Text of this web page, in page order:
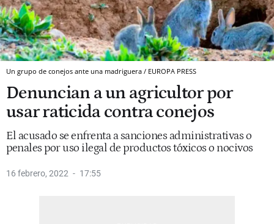
Un grupo de conejos ante una madriguera / EUROPA PRESS
Denuncian a un agricultor por
usar raticida contra conejos
El acusado se enfrenta a sanciones administrativas o
penales por uso ilegal de productos tóxicos o nocivos
16 febrero, 2022 17:55